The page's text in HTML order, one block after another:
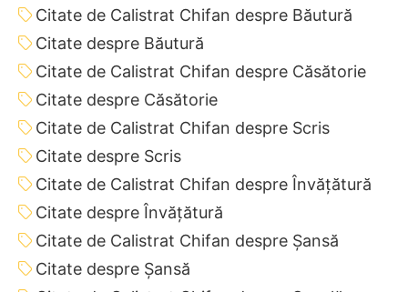
Citate de Calistrat Chifan despre Băutură
Citate despre Băutură
Citate de Calistrat Chifan despre Căsătorie
Citate despre Căsătorie
Citate de Calistrat Chifan despre Scris
Citate despre Scris
Citate de Calistrat Chifan despre Învățătură
Citate despre Învățătură
Citate de Calistrat Chifan despre Șansă
Citate despre Șansă